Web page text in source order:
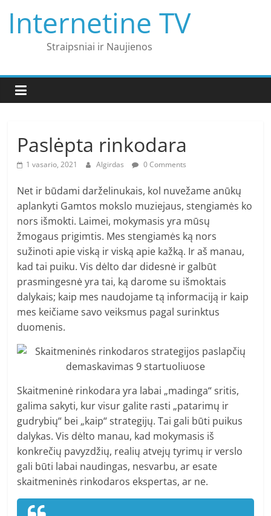
content
Internetine TV
Straipsniai ir Naujienos
Paslėpta rinkodara
1 vasario, 2021 Algirdas 0 Comments
Net ir būdami darželinukais, kol nuvežame anūkų
aplankyti Gamtos mokslo muziejaus, stengiamės ko
nors išmokti. Laimei, mokymasis yra mūsų
žmogaus prigimtis. Mes stengiamės ką nors
sužinoti apie viską ir viską apie kažką. Ir aš manau,
kad tai puiku. Vis dėlto dar didesnė ir galbūt
prasmingesnė yra tai, ką darome su išmoktais
dalykais; kaip mes naudojame tą informaciją ir kaip
mes keičiame savo veiksmus pagal surinktus
duomenis.
Skaitmeninė rinkodara yra labai „madinga“ sritis,
galima sakyti, kur visur galite rasti „patarimų ir
gudrybių“ bei „kaip“ strategijų. Tai gali būti puikus
dalykas. Vis dėlto manau, kad mokymasis iš
konkrečių pavyzdžių, realių atvejų tyrimų ir verslo
gali būti labai naudingas, nesvarbu, ar esate
skaitmeninės rinkodaros ekspertas, ar ne.